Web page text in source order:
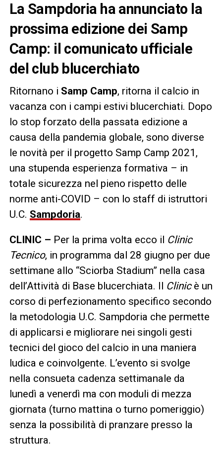
La Sampdoria ha annunciato la
prossima edizione dei Samp
Camp: il comunicato ufficiale
del club blucerchiato
Ritornano i Samp Camp, ritorna il calcio in
vacanza con i campi estivi blucerchiati. Dopo
lo stop forzato della passata edizione a
causa della pandemia globale, sono diverse
le novità per il progetto Samp Camp 2021,
una stupenda esperienza formativa – in
totale sicurezza nel pieno rispetto delle
norme anti-COVID – con lo staff di istruttori
U.C. Sampdoria.
CLINIC – Per la prima volta ecco il Clinic
Tecnico, in programma dal 28 giugno per due
settimane allo “Sciorba Stadium” nella casa
dell’Attività di Base blucerchiata. Il Clinicè un
corso di perfezionamento specifico secondo
la metodologia U.C. Sampdoria che permette
di applicarsi e migliorare nei singoli gesti
tecnici del gioco del calcio in una maniera
ludica e coinvolgente. L’evento si svolge
nella consueta cadenza settimanale da
lunedì a venerdì ma con moduli di mezza
giornata (turno mattina o turno pomeriggio)
senza la possibilità di pranzare presso la
struttura.